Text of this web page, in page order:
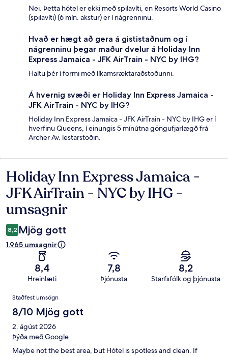
Nei. Þetta hótel er ekki með spilavíti, en Resorts World Casino
(spilavíti) (6 mín. akstur) er í nágrenninu.
Hvað er hægt að gera á gististaðnum og í
nágrenninu þegar maður dvelur á Holiday Inn
Express Jamaica - JFK AirTrain - NYC by IHG?
Haltu þér í formi með líkamsræktaraðstöðunni.
Á hvernig svæði er Holiday Inn Express Jamaica -
JFK AirTrain - NYC by IHG?
Holiday Inn Express Jamaica - JFK AirTrain - NYC by IHG er í
hverfinu Queens, í einungis 5 mínútna göngufjarlægð frá
Archer Av. lestarstöðin.
Umsagnir
Holiday Inn Express Jamaica -
JFK AirTrain - NYC by IHG -
umsagnir
8,2 Mjög gott
1.965 umsagnir
8,4
Hreinlæti
7,8
Þjónusta
8,2
Starfsfólk og þjónusta
Umsagnir
Staðfest umsögn
8/10 Mjög gott
2. ágúst 2026
Þýða með Google
Maybe not the best area, but Hótel is spotless and clean. If